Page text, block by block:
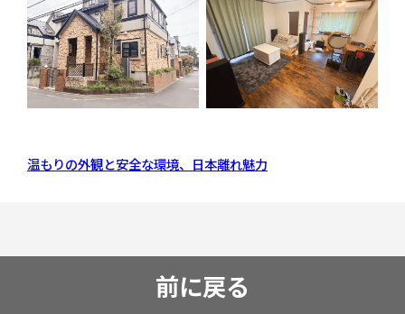
温もりの外観と安全な環境、日本離れ魅力
前に戻る